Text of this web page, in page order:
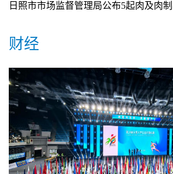
日照市市场监督管理局公布5起肉及肉制
财经